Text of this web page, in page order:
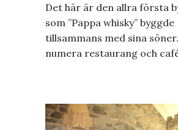
Det här är den allra första
som ”Pappa whisky” byggde
tillsammans med sina
numera restaurang och